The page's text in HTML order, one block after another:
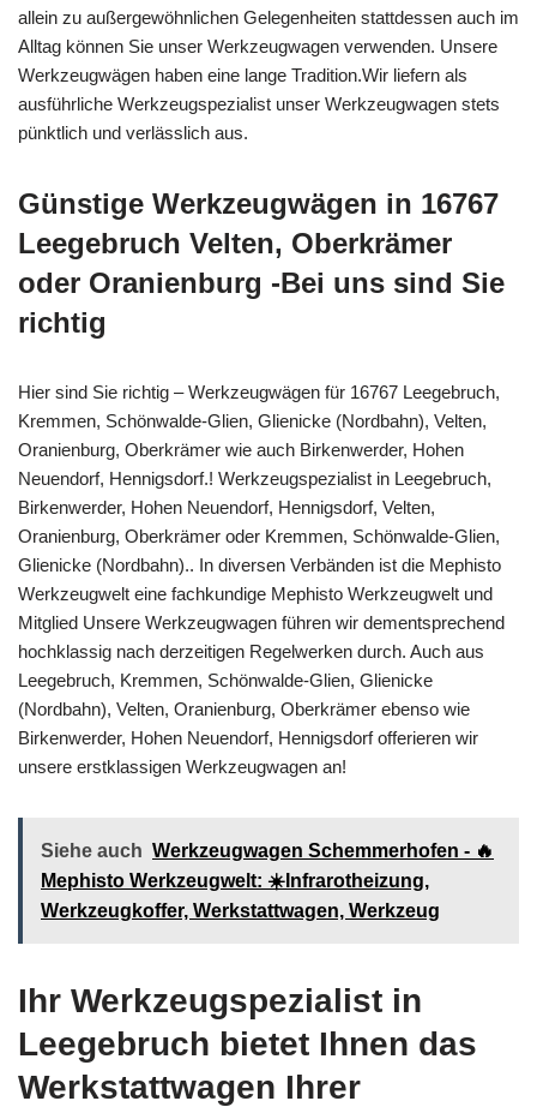
allein zu außergewöhnlichen Gelegenheiten stattdessen auch im
Alltag können Sie unser Werkzeugwagen verwenden. Unsere
Werkzeugwägen haben eine lange Tradition.Wir liefern als
ausführliche Werkzeugspezialist unser Werkzeugwagen stets
pünktlich und verlässlich aus.
Günstige Werkzeugwägen in 16767
Leegebruch Velten, Oberkrämer
oder Oranienburg -Bei uns sind Sie
richtig
Hier sind Sie richtig – Werkzeugwägen für 16767 Leegebruch,
Kremmen, Schönwalde-Glien, Glienicke (Nordbahn), Velten,
Oranienburg, Oberkrämer wie auch Birkenwerder, Hohen
Neuendorf, Hennigsdorf.! Werkzeugspezialist in Leegebruch,
Birkenwerder, Hohen Neuendorf, Hennigsdorf, Velten,
Oranienburg, Oberkrämer oder Kremmen, Schönwalde-Glien,
Glienicke (Nordbahn).. In diversen Verbänden ist die Mephisto
Werkzeugwelt eine fachkundige Mephisto Werkzeugwelt und
Mitglied Unsere Werkzeugwagen führen wir dementsprechend
hochklassig nach derzeitigen Regelwerken durch. Auch aus
Leegebruch, Kremmen, Schönwalde-Glien, Glienicke
(Nordbahn), Velten, Oranienburg, Oberkrämer ebenso wie
Birkenwerder, Hohen Neuendorf, Hennigsdorf offerieren wir
unsere erstklassigen Werkzeugwagen an!
Siehe auch Werkzeugwagen Schemmerhofen - 🔥
Mephisto Werkzeugwelt: ☀️Infrarotheizung,
Werkzeugkoffer, Werkstattwagen, Werkzeug
Ihr Werkzeugspezialist in
Leegebruch bietet Ihnen das
Werkstattwagen Ihrer